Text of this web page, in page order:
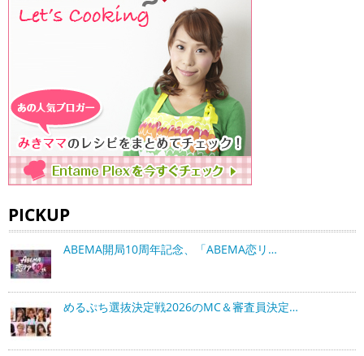
PICKUP
ABEMA開局10周年記念、「ABEMA恋リ…
めるぷち選抜決定戦2026のMC＆審査員決定…